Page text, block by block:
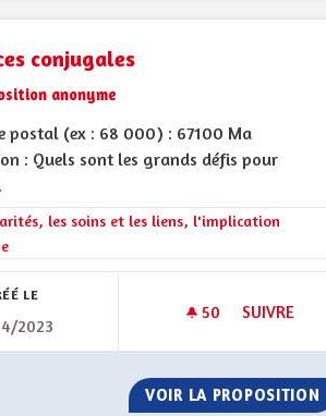
conjugales
anonyme
postal (ex : 68 000) : 67100 Ma
: Quels sont les grands défis pour
résultats de la catégorie : Les solidarités,
les soins et les liens, l'implication
LE
2023
50 50 ABONNÉS
SUIVRE
VOIR LA PROPOSITION